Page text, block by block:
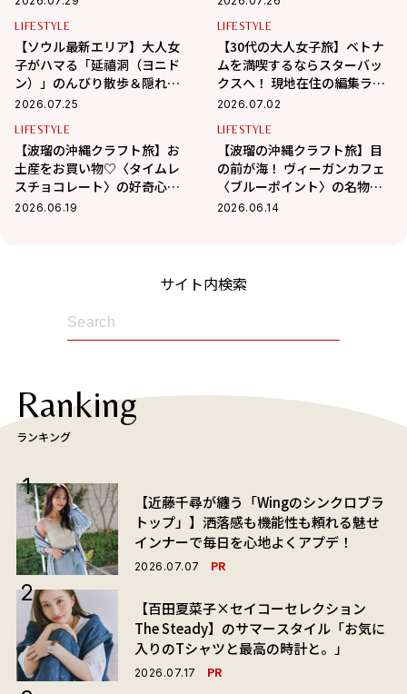
LIFESTYLE
【ソウル最新エリア】大人女
子がハマる「延禧洞（ヨニド
ン）」のんびり散歩＆隠れ家
カフェ巡り
2026.07.25
LIFESTYLE
【30代の大人女子旅】ベトナ
ムを満喫するならスターバッ
クスへ！ 現地在住の編集ライ
ター相馬の海外生活 in ベトナ
2026.07.02
LIFESTYLE
【波瑠の沖縄クラフト旅】お
土産をお買い物♡〈タイムレ
スチョコレート〉の好奇心を
刺激するチョコに夢中！
2026.06.19
LIFESTYLE
【波瑠の沖縄クラフト旅】目
の前が海！ ヴィーガンカフェ
〈ブルーポイント〉の名物フ
ァラフェルサンドが絶品
2026.06.14
サイト内検索
Ranking
ランキング
【近藤千尋が纏う「Wingのシンクロブラ
トップ」】洒落感も機能性も頼れる魅せ
インナーで毎日を心地よくアプデ！
2026.07.07 PR
【百田夏菜子×セイコーセレクション
The Steady】のサマースタイル「お気に
入りのTシャツと最高の時計と。」
2026.07.17 PR